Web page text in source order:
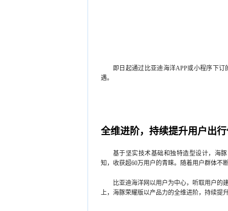
即日起通过比亚迪海洋APP或小程序下
遇。
全维进阶，持续提升用户出
基于坚实技术基础和独特造型设计，海
知，收获超60万用户的青睐。随着用户群体不
比亚迪海洋网以用户为中心，听取用户的
上，海豚荣耀版以产品力的全维进阶，持续提